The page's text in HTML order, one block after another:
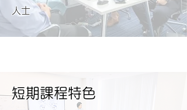
人士
短期課程特色